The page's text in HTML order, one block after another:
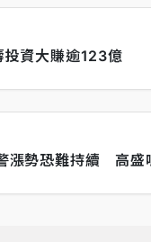
資大賺逾123億
漲勢恐難持續 高